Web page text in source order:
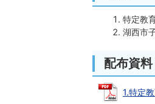
特定教
湖西市
配布資料
1.特定